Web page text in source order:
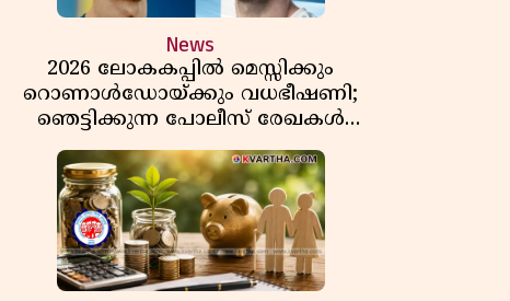
News
2026 ലോകകപ്പിൽ മെസ്സിക്കും
റൊണാൾഡോയ്ക്കും വധഭീഷണി;
ഞെട്ടിക്കുന്ന പോലീസ് രേഖകൾ
പുറത്ത്